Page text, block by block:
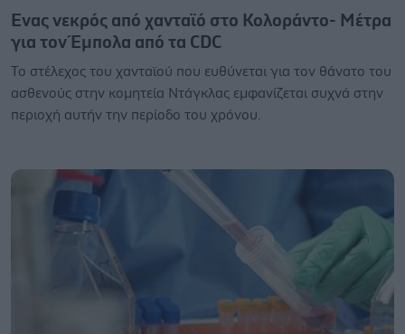
Ενας νεκρός από χανταϊό στο Κολοράντο- Μέτρα
για τον Έμπολα από τα CDC
Το στέλεχος του χανταϊού που ευθύνεται για τον θάνατο του
ασθενούς στην κομητεία Ντάγκλας εμφανίζεται συχνά στην
περιοχή αυτήν την περίοδο του χρόνου.